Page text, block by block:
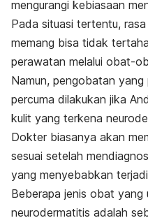
mengurangi kebiasaan
Pada situasi tertentu,
memang bisa tidak
perawatan melalui obat-
Namun, pengobatan
percuma dilakukan jika
kulit yang terkena
Dokter biasanya akan
sesuai setelah
yang menyebabkan
Beberapa jenis obat yang
neurodermatitis adalah